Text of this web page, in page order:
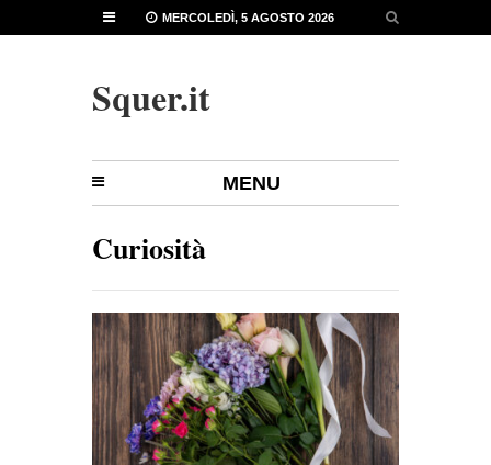
MERCOLEDÌ, 5 AGOSTO 2026
Squer.it
MENU
Curiosità